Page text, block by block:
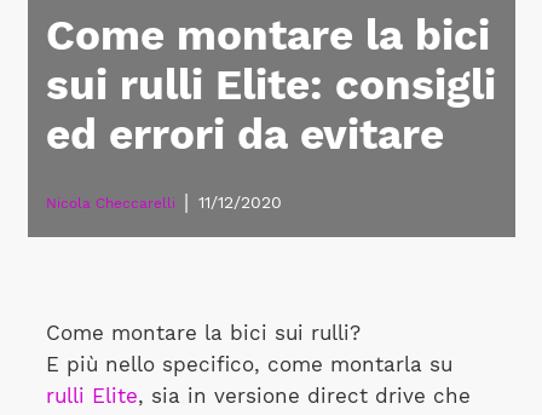
Come montare la bici
sui rulli Elite: consigli
ed errori da evitare
Nicola Checcarelli 11/12/2020
Come montare la bici sui rulli?
E più nello specifico, come montarla su
rulli Elite, sia in versione direct drive che